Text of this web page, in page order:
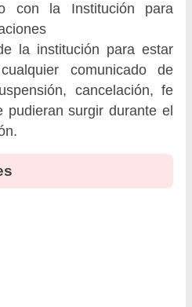
con la Institución para
la institución para estar
comunicado de
cancelación, fe
pudieran surgir durante el